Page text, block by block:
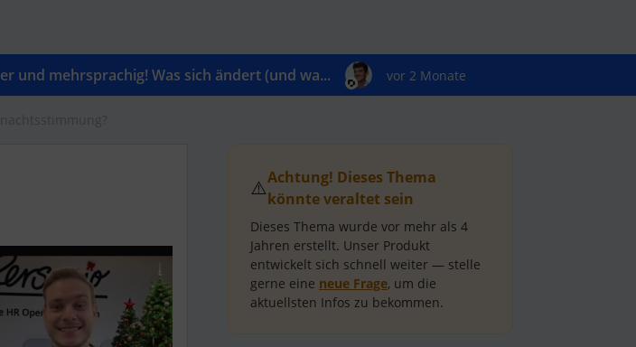
und mehrsprachig! Was sich ändert (und wa... vor 2 Monate
⚠️Achtung! Dieses Thema
könnte veraltet sein
Dieses Thema wurde vor mehr als 4
Jahren erstellt. Unser Produkt
entwickelt sich schnell weiter — stelle
gerne eine neue Frage, um die
aktuellsten Infos zu bekommen.